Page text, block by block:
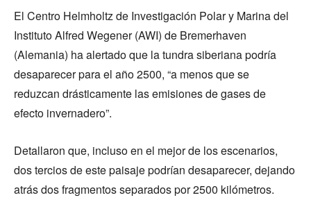
El Centro Helmholtz de Investigación Polar y Marina del
Instituto Alfred Wegener (AWI) de Bremerhaven
(Alemania) ha alertado que la tundra siberiana podría
desaparecer para el año 2500, “a menos que se
reduzcan drásticamente las emisiones de gases de
efecto invernadero”.
Detallaron que, incluso en el mejor de los escenarios,
dos tercios de este paisaje podrían desaparecer, dejando
atrás dos fragmentos separados por 2500 kilómetros.